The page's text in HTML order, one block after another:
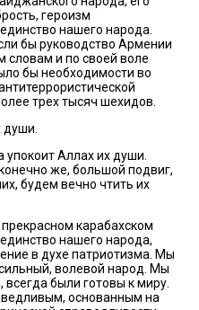
героизм
нашего народа.
бы руководство Армении
словам и по своей воле
бы необходимости во
трех тысяч шехидов.
души.
упокоит Аллах их души.
же, большой подвиг,
будем вечно чтить их
карабахском
нашего народа,
в духе патриотизма. Мы
волевой народ. Мы
были готовы к миру.
основанным на